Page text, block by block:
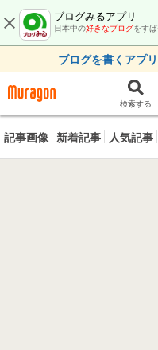
ブログみるアプリ
日本中の好きなブログをす
ブログを書くアプ
検索する
記事画像 新着記事 人気記事